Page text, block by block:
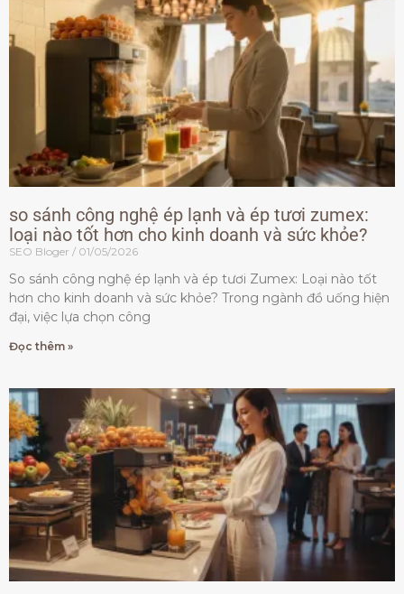
so sánh công nghệ ép lạnh và ép tươi zumex:
loại nào tốt hơn cho kinh doanh và sức khỏe?
SEO Bloger 01/05/2026
So sánh công nghệ ép lạnh và ép tươi Zumex: Loại nào tốt
hơn cho kinh doanh và sức khỏe? Trong ngành đồ uống hiện
đại, việc lựa chọn công
Đọc thêm »